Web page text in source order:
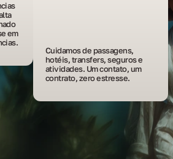
em
Cuidamos de passagens,
hotéis, transfers, seguros e
atividades. Um contato, um
contrato, zero estresse.